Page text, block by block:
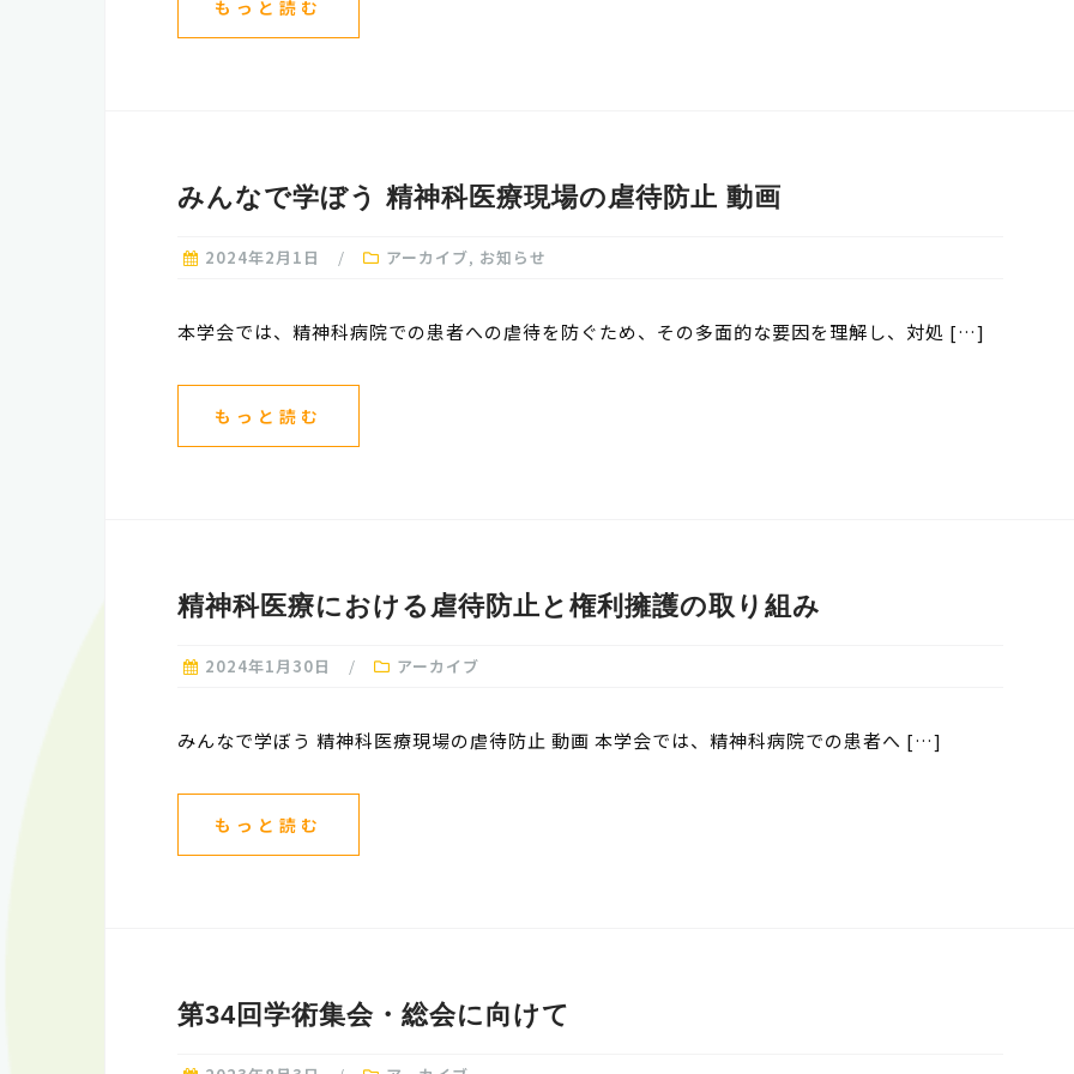
もっと読む
みんなで学ぼう 精神科医療現場の虐待防止 動画
2024年2月1日 アーカイブ, お知らせ
本学会では、精神科病院での患者への虐待を防ぐため、その多面的な要因を理解し、対処 […]
もっと読む
精神科医療における虐待防止と権利擁護の取り組み
2024年1月30日 アーカイブ
みんなで学ぼう 精神科医療現場の虐待防止 動画 本学会では、精神科病院での患者へ […]
もっと読む
第34回学術集会・総会に向けて